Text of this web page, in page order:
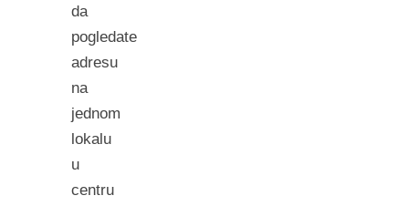
da
pogledate
adresu
na
jednom
lokalu
u
centru